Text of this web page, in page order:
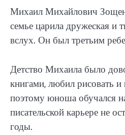
Михаил Михайлович
семье царила дружеская и
вслух. Он был третьим
Детство Михаила было
книгами, любил рисовать
поэтому юноша обучался
писательской карьере не
годы.